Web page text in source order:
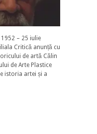
1952 – 25 iulie
Critică anunță cu
de artă Călin
de Arte Plastice
istoria artei și a